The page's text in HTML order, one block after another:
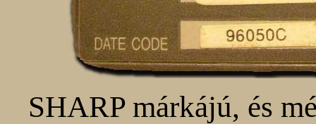
SHARP márkájú, és